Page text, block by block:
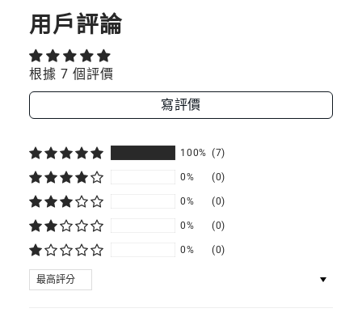
速
電
源
供
應
器
67W
速
電
源
供
應
器
67W
用戶評論
根據 7 個評價
寫評價
100% (7)
0% (0)
0% (0)
0% (0)
0% (0)
SORT BY